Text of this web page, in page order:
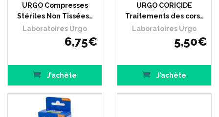
URGO Compresses
Stériles Non Tissées…
Laboratoires Urgo
6,75€
J’achète
URGO CORICIDE
Traitements des cors…
Laboratoires Urgo
5,50€
J’achète